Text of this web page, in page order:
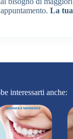
La
interessarti anche: